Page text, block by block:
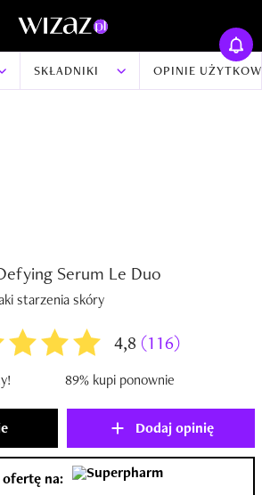
SKŁADNIKI OPINIE
Serum Le Duo
starzenia skóry
4,8 (116)
89% kupi ponownie
Dodaj opinię
ofertę na: